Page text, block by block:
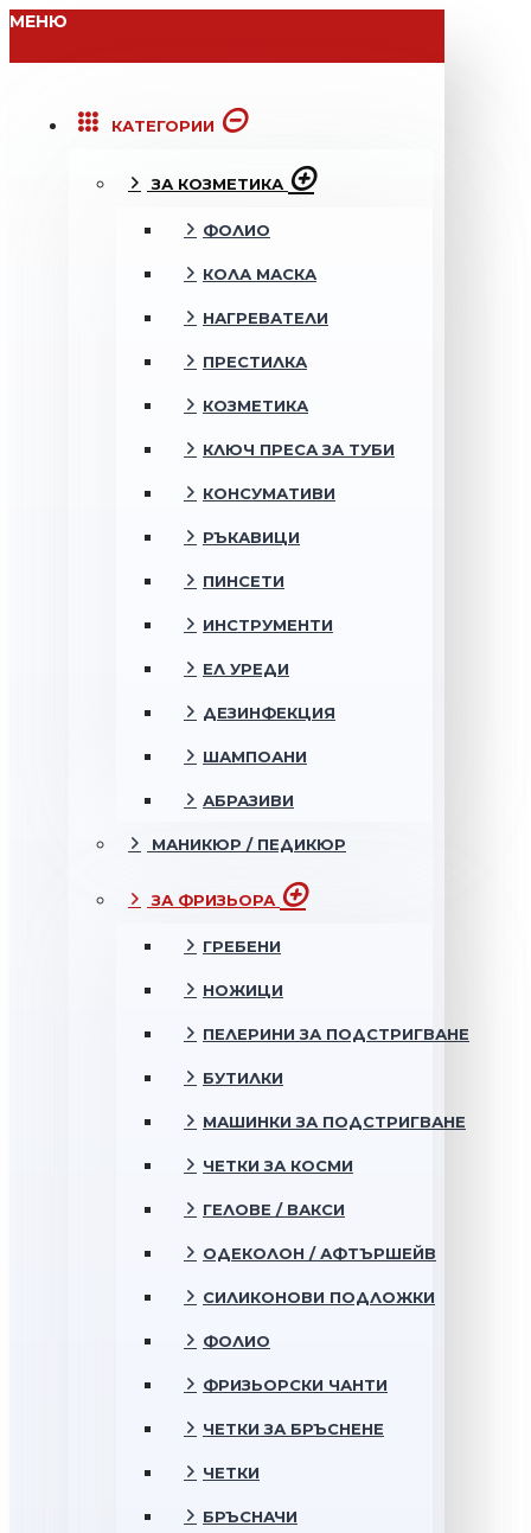
МЕНЮ
КАТЕГОРИИ
ЗА КОЗМЕТИКА
ФОЛИО
КОЛА МАСКА
НАГРЕВАТЕЛИ
ПРЕСТИЛКА
КОЗМЕТИКА
КЛЮЧ ПРЕСА ЗА ТУБИ
КОНСУМАТИВИ
РЪКАВИЦИ
ПИНСЕТИ
ИНСТРУМЕНТИ
ЕЛ УРЕДИ
ДЕЗИНФЕКЦИЯ
ШАМПОАНИ
АБРАЗИВИ
МАНИКЮР / ПЕДИКЮР
ЗА ФРИЗЬОРА
ГРЕБЕНИ
НОЖИЦИ
ПЕЛЕРИНИ ЗА ПОДСТРИГВАНЕ
БУТИЛКИ
МАШИНКИ ЗА ПОДСТРИГВАНЕ
ЧЕТКИ ЗА КОСМИ
ГЕЛОВЕ / ВАКСИ
ОДЕКОЛОН / АФТЪРШЕЙВ
СИЛИКОНОВИ ПОДЛОЖКИ
ФОЛИО
ФРИЗЬОРСКИ ЧАНТИ
ЧЕТКИ ЗА БРЪСНЕНЕ
ЧЕТКИ
БРЪСНАЧИ